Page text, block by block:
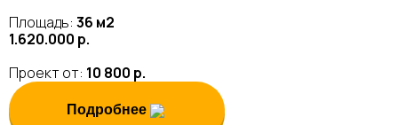
Площадь: 36 м2
1.620.000 р.
Проект от: 10 800 р.
Подробнее